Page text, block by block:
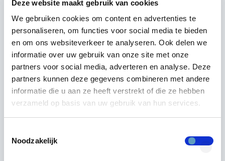
Deze website maakt gebruik van cookies
We gebruiken cookies om content en advertenties te
personaliseren, om functies voor social media te bieden
en om ons websiteverkeer te analyseren. Ook delen we
informatie over uw gebruik van onze site met onze
partners voor social media, adverteren en analyse. Deze
partners kunnen deze gegevens combineren met andere
informatie die u aan ze heeft verstrekt of die ze hebben
verzameld op basis van uw gebruik van hun services.
Noodzakelijk
Topicus KeyHub is in 2014 ontstaan vanuit
een interne behoefte bij softwarebedrijf
Topicus. Ontwikkelaars waren
gefrustreerd over het handmatige,
foutgevoelige beheer en de beveiliging
van beheeraccounts en wachtwoorden
op servers en andere systemen.
"superusers" met brede toegang tot